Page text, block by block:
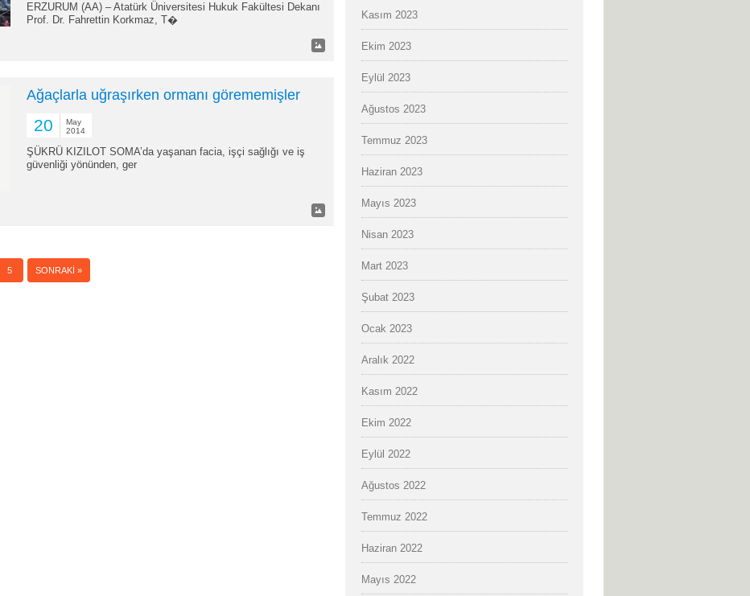
ERZURUM (AA) – Atatürk Üniversitesi Hukuk Fakültesi Dekanı
Prof. Dr. Fahrettin Korkmaz, T�
Ağaçlarla uğraşırken ormanı görememişler
20
May
2014
ŞÜKRÜ KIZILOT SOMA’da yaşanan facia, işçi sağlığı ve iş
güvenliği yönünden, ger
5 SONRAKI »
Kasım 2023
Ekim 2023
Eylül 2023
Ağustos 2023
Temmuz 2023
Haziran 2023
Mayıs 2023
Nisan 2023
Mart 2023
Şubat 2023
Ocak 2023
Aralık 2022
Kasım 2022
Ekim 2022
Eylül 2022
Ağustos 2022
Temmuz 2022
Haziran 2022
Mayıs 2022